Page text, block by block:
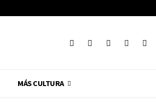
MÁS CULTURA